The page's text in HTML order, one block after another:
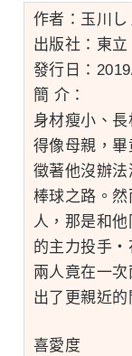
作者：玉川
出版社：東立
發行日：
簡 介：
身材瘦小、
得像母親，
徵著他沒辦
棒球之路。
人，那是和
的主力投手‧
兩人竟在一
出了更親近的
喜愛度